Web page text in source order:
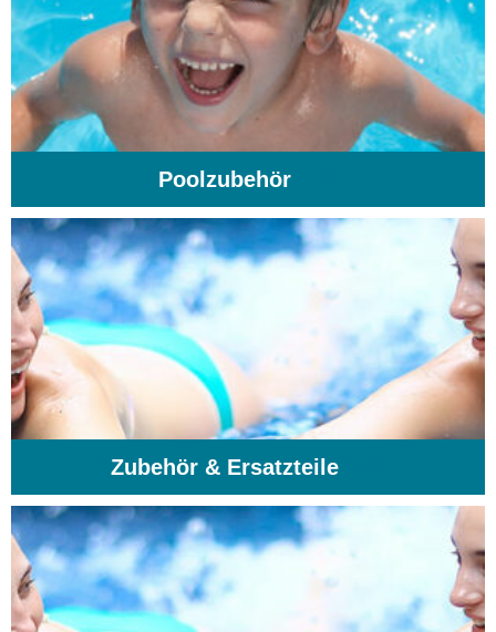
Poolzubehör
Zubehör & Ersatzteile